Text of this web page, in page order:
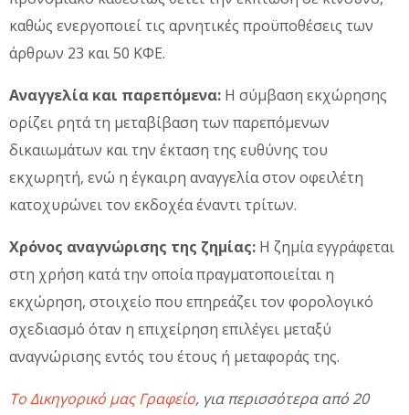
καθώς ενεργοποιεί τις αρνητικές προϋποθέσεις των
άρθρων 23 και 50 ΚΦΕ.
Αναγγελία και παρεπόμενα: Η σύμβαση εκχώρησης
ορίζει ρητά τη μεταβίβαση των παρεπόμενων
δικαιωμάτων και την έκταση της ευθύνης του
εκχωρητή, ενώ η έγκαιρη αναγγελία στον οφειλέτη
κατοχυρώνει τον εκδοχέα έναντι τρίτων.
Χρόνος αναγνώρισης της ζημίας: Η ζημία εγγράφεται
στη χρήση κατά την οποία πραγματοποιείται η
εκχώρηση, στοιχείο που επηρεάζει τον φορολογικό
σχεδιασμό όταν η επιχείρηση επιλέγει μεταξύ
αναγνώρισης εντός του έτους ή μεταφοράς της.
Το Δικηγορικό μας Γραφείο, για περισσότερα από 20